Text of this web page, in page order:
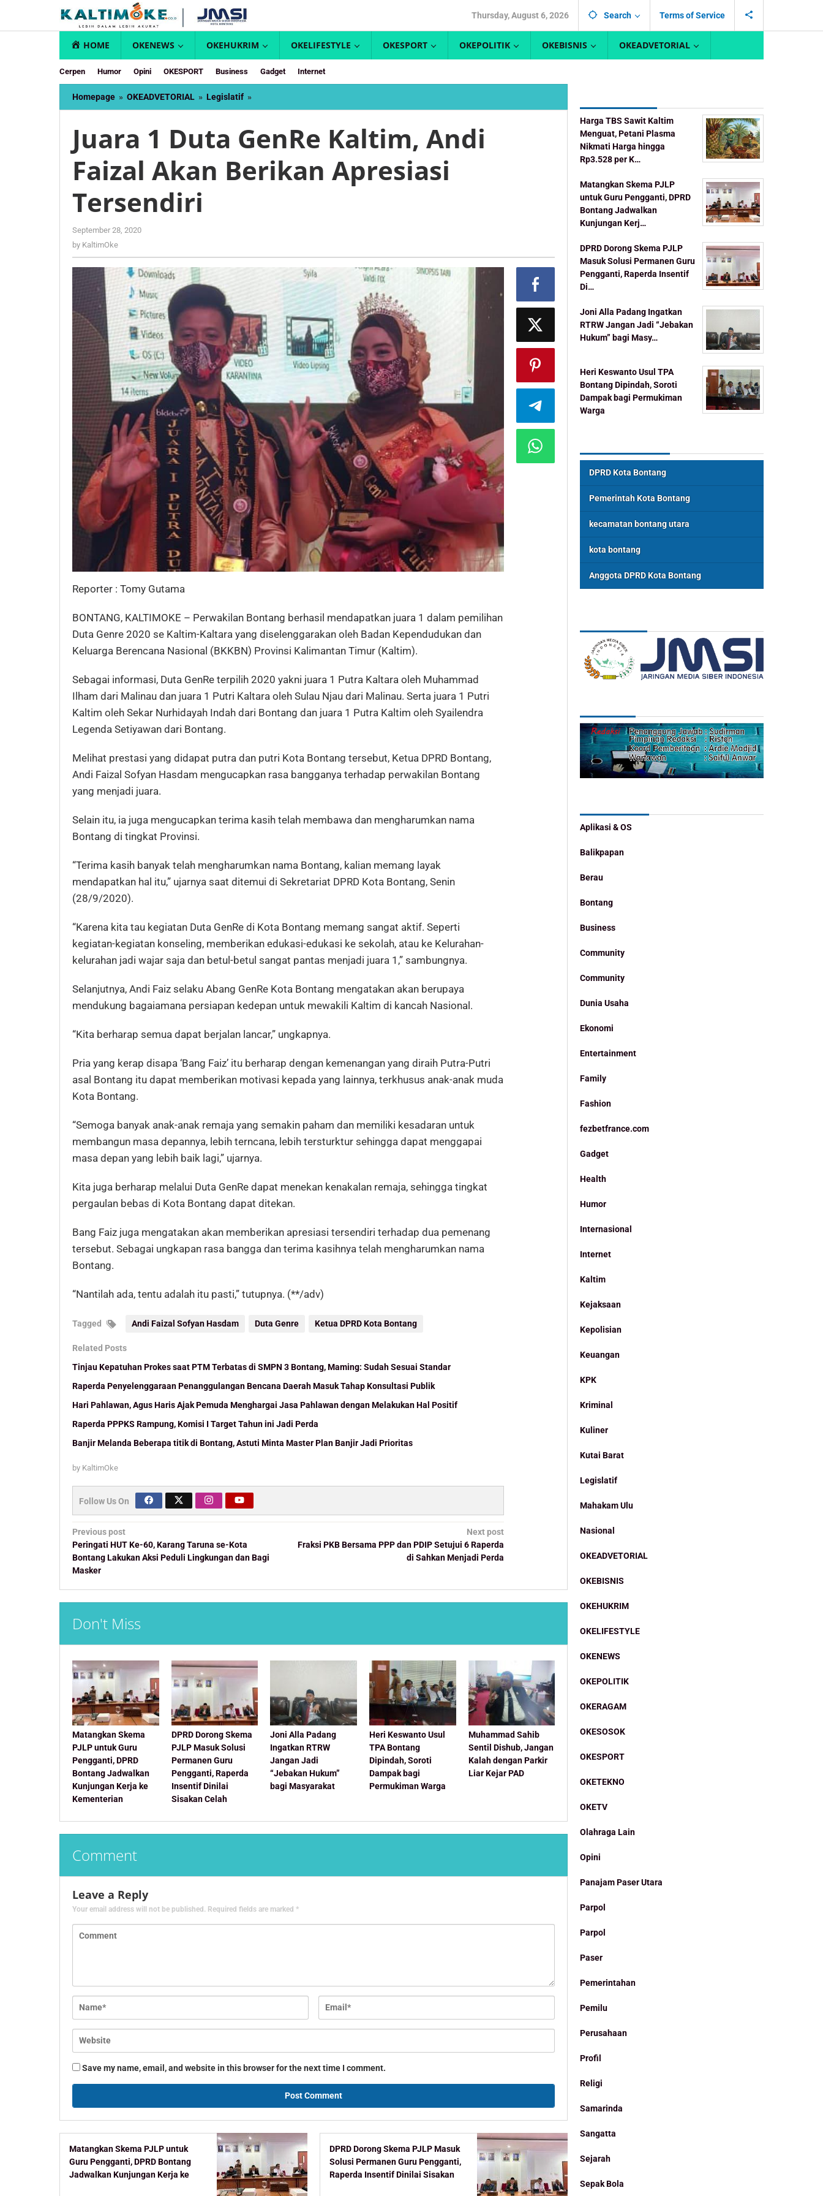
content
Thursday, August 6, 2026 Search Terms of Service
HOME OKENEWS OKEHUKRIM OKELIFESTYLE OKESPORT OKEPOLITIK OKEBISNIS OKEADVETORIAL
Cerpen Humor Opini OKESPORT Business Gadget Internet
Homepage » OKEADVETORIAL » Legislatif »
1
GenRe
Kaltim,
Faizal
Juara 1 Duta GenRe Kaltim, Andi
Faizal Akan Berikan Apresiasi
Tersendiri
September 28, 2020
by KaltimOke
Reporter : Tomy Gutama
BONTANG, KALTIMOKE – Perwakilan Bontang berhasil mendapatkan juara 1 dalam pemilihan
Duta Genre 2020 se Kaltim-Kaltara yang diselenggarakan oleh Badan Kependudukan dan
Keluarga Berencana Nasional (BKKBN) Provinsi Kalimantan Timur (Kaltim).
Sebagai informasi, Duta GenRe terpilih 2020 yakni juara 1 Putra Kaltara oleh Muhammad
Ilham dari Malinau dan juara 1 Putri Kaltara oleh Sulau Njau dari Malinau. Serta juara 1 Putri
Kaltim oleh Sekar Nurhidayah Indah dari Bontang dan juara 1 Putra Kaltim oleh Syailendra
Legenda Setiyawan dari Bontang.
Melihat prestasi yang didapat putra dan putri Kota Bontang tersebut, Ketua DPRD Bontang,
Andi Faizal Sofyan Hasdam mengucapkan rasa bangganya terhadap perwakilan Bontang
yang menjadi juara.
Selain itu, ia juga mengucapkan terima kasih telah membawa dan mengharumkan nama
Bontang di tingkat Provinsi.
“Terima kasih banyak telah mengharumkan nama Bontang, kalian memang layak
mendapatkan hal itu,” ujarnya saat ditemui di Sekretariat DPRD Kota Bontang, Senin
(28/9/2020).
“Karena kita tau kegiatan Duta GenRe di Kota Bontang memang sangat aktif. Seperti
kegiatan-kegiatan konseling, memberikan edukasi-edukasi ke sekolah, atau ke Kelurahan-
kelurahan jadi wajar saja dan betul-betul sangat pantas menjadi juara 1,” sambungnya.
Selanjutnya, Andi Faiz selaku Abang GenRe Kota Bontang mengatakan akan berupaya
mendukung bagaiamana persiapan kedepan untuk mewakili Kaltim di kancah Nasional.
“Kita berharap semua dapat berjalan lancar,” ungkapnya.
Pria yang kerap disapa ‘Bang Faiz’ itu berharap dengan kemenangan yang diraih Putra-Putri
asal Bontang itu dapat memberikan motivasi kepada yang lainnya, terkhusus anak-anak muda
Kota Bontang.
“Semoga banyak anak-anak remaja yang semakin paham dan memiliki kesadaran untuk
membangun masa depannya, lebih terncana, lebih tersturktur sehingga dapat menggapai
masa depan yang lebih baik lagi,” ujarnya.
Kita juga berharap melalui Duta GenRe dapat menekan kenakalan remaja, sehingga tingkat
pergaulan bebas di Kota Bontang dapat ditekan.
Bang Faiz juga mengatakan akan memberikan apresiasi tersendiri terhadap dua pemenang
tersebut. Sebagai ungkapan rasa bangga dan terima kasihnya telah mengharumkan nama
Bontang.
“Nantilah ada, tentu adalah itu pasti,” tutupnya. (**/adv)
Tagged Andi Faizal Sofyan Hasdam Duta Genre Ketua DPRD Kota Bontang
Related Posts
Tinjau Kepatuhan Prokes saat PTM Terbatas di SMPN 3 Bontang, Maming: Sudah Sesuai Standar
Raperda Penyelenggaraan Penanggulangan Bencana Daerah Masuk Tahap Konsultasi Publik
Hari Pahlawan, Agus Haris Ajak Pemuda Menghargai Jasa Pahlawan dengan Melakukan Hal Positif
Raperda PPPKS Rampung, Komisi I Target Tahun ini Jadi Perda
Banjir Melanda Beberapa titik di Bontang, Astuti Minta Master Plan Banjir Jadi Prioritas
by KaltimOke
Follow Us On
Post
navigation
Previous post
Peringati HUT Ke-60, Karang Taruna se-Kota
Bontang Lakukan Aksi Peduli Lingkungan dan Bagi
Masker
Next post
Fraksi PKB Bersama PPP dan PDIP Setujui 6 Raperda
di Sahkan Menjadi Perda
Don't Miss
Matangkan Skema
PJLP untuk Guru
Pengganti, DPRD
Bontang Jadwalkan
Kunjungan Kerja ke
Kementerian
DPRD Dorong Skema
PJLP Masuk Solusi
Permanen Guru
Pengganti, Raperda
Insentif Dinilai
Sisakan Celah
Joni Alla Padang
Ingatkan RTRW
Jangan Jadi
“Jebakan Hukum”
bagi Masyarakat
Heri Keswanto Usul
TPA Bontang
Dipindah, Soroti
Dampak bagi
Permukiman Warga
Muhammad Sahib
Sentil Dishub, Jangan
Kalah dengan Parkir
Liar Kejar PAD
Comment
Leave a Reply
Your email address will not be published. Required fields are marked *
Save my name, email, and website in this browser for the next time I comment.
Matangkan Skema PJLP untuk
Guru Pengganti, DPRD Bontang
Jadwalkan Kunjungan Kerja ke
DPRD Dorong Skema PJLP Masuk
Solusi Permanen Guru Pengganti,
Raperda Insentif Dinilai Sisakan
Harga TBS Sawit Kaltim
Menguat, Petani Plasma
Nikmati Harga hingga
Rp3.528 per K…
Matangkan Skema PJLP
untuk Guru Pengganti, DPRD
Bontang Jadwalkan
Kunjungan Kerj…
DPRD Dorong Skema PJLP
Masuk Solusi Permanen Guru
Pengganti, Raperda Insentif
Di…
Joni Alla Padang Ingatkan
RTRW Jangan Jadi “Jebakan
Hukum” bagi Masy…
Heri Keswanto Usul TPA
Bontang Dipindah, Soroti
Dampak bagi Permukiman
Warga
DPRD Kota Bontang
Pemerintah Kota Bontang
kecamatan bontang utara
kota bontang
Anggota DPRD Kota Bontang
Aplikasi & OS
Balikpapan
Berau
Bontang
Business
Community
Community
Dunia Usaha
Ekonomi
Entertainment
Family
Fashion
fezbetfrance.com
Gadget
Health
Humor
Internasional
Internet
Kaltim
Kejaksaan
Kepolisian
Keuangan
KPK
Kriminal
Kuliner
Kutai Barat
Legislatif
Mahakam Ulu
Nasional
OKEADVETORIAL
OKEBISNIS
OKEHUKRIM
OKELIFESTYLE
OKENEWS
OKEPOLITIK
OKERAGAM
OKESOSOK
OKESPORT
OKETEKNO
OKETV
Olahraga Lain
Opini
Panajam Paser Utara
Parpol
Parpol
Paser
Pemerintahan
Pemilu
Perusahaan
Profil
Religi
Samarinda
Sangatta
Sejarah
Sepak Bola